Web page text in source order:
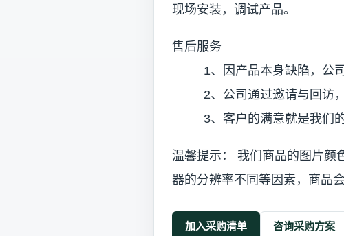
现场安装，调试产品。
售后服务
1、因产品本身缺陷，公司
2、公司通过邀请与回访，
3、客户的满意就是我们的
温馨提示： 我们商品的图片颜
器的分辨率不同等因素，商品
加入采购清单 咨询采购方案